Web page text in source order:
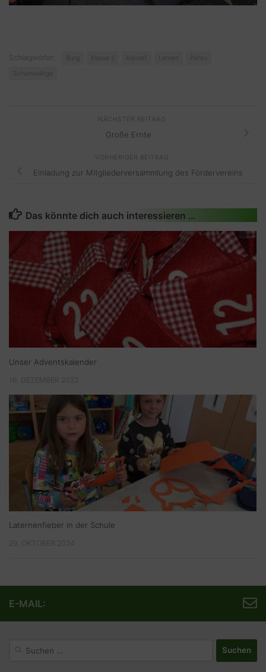
Schlagwörter: Klasse 2 Klasse1
Paten
NÄCHSTER BEITRAG
Große Ernte
VORHERIGER BEITRAG
Einladung zur Mitgliederversammlung des Fördervereins
Das könnte dich auch interessieren …
Unser Adventskalender
Laternenfieber in der Schule
E-MAIL: